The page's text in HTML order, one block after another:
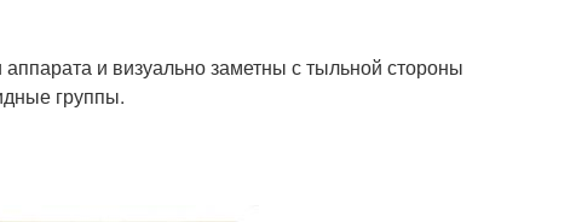
и визуально заметны с тыльной стороны
группы.